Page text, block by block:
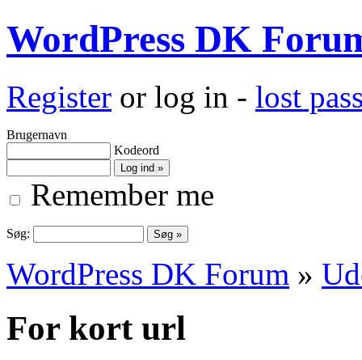
WordPress DK
Register or log in - lost
Brugernavn
Kodeord
Remember me
Søg:
WordPress DK Forum »
For kort url